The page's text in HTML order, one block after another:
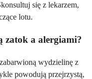
się z lekarzem,
lotu.
zatok a alergiami?
wydzielinę z
powodują przejrzystą,